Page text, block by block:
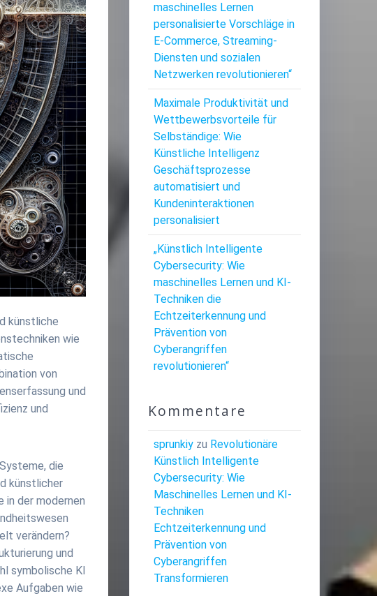
künstliche
wie
von
und
und
die
künstlicher
in der modernen
verändern?
und
symbolische KI
Aufgaben wie
maschinelles Lernen
personalisierte Vorschläge in
E-Commerce, Streaming-
Diensten und sozialen
Netzwerken revolutionieren“
Maximale Produktivität und
Wettbewerbsvorteile für
Selbständige: Wie
Künstliche Intelligenz
Geschäftsprozesse
automatisiert und
Kundeninteraktionen
personalisiert
„Künstlich Intelligente
Cybersecurity: Wie
maschinelles Lernen und KI-
Techniken die
Echtzeiterkennung und
Prävention von
Cyberangriffen
revolutionieren“
Kommentare
sprunkiyzu Revolutionäre
Künstlich Intelligente
Cybersecurity: Wie
Maschinelles Lernen und KI-
Techniken
Echtzeiterkennung und
Prävention von
Cyberangriffen
Transformieren